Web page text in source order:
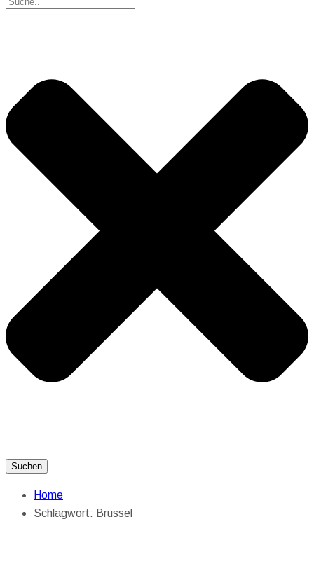
Suchen
Home
Schlagwort: Brüssel